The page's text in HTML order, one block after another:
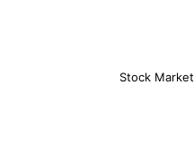
Stock Market